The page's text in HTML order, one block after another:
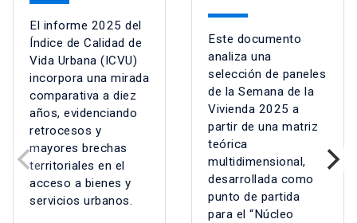
El informe 2025 del
Índice de Calidad de
Vida Urbana (ICVU)
incorpora una mirada
comparativa a diez
años, evidenciando
retrocesos y
mayores brechas
territoriales en el
acceso a bienes y
servicios urbanos.
Este documento
analiza una
selección de paneles
de la Semana de la
Vivienda 2025 a
partir de una matriz
teórica
multidimensional,
desarrollada como
punto de partida
para el “Núcleo